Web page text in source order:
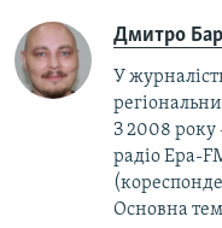
Дмитро
У
З 2008 року
радіо Ера-
Основна